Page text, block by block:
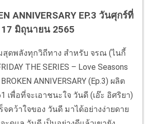
ANNIVERSARY EP.3 วันศุกร์ที่
17 มิถุนายน 2565
ดพลังทุกวิถีทาง สำหรับ จรณ (ไนกี้
THE SERIES – Love Seasons
ANNIVERSARY (Ep.3) ผลิต
เพื่อที่จะเอาชนะใจ วันดี (เอ๊ะ อิศริยา)
จคว้าใจของ วันดี มาได้อย่างง่ายดาย